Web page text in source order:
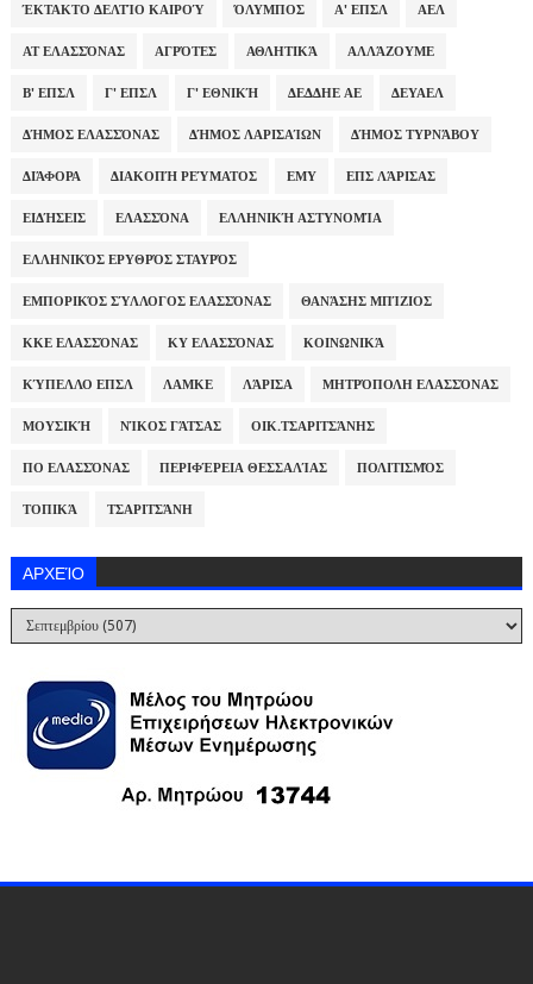
ΈΚΤΑΚΤΟ ΔΕΛΤΊΟ ΚΑΙΡΟΎ ΌΛΥΜΠΟΣ Α' ΕΠΣΛ ΑΕΛ
ΑΤ ΕΛΑΣΣΌΝΑΣ ΑΓΡΌΤΕΣ ΑΘΛΗΤΙΚΆ ΑΛΛΆΖΟΥΜΕ
Β' ΕΠΣΛ Γ' ΕΠΣΛ Γ' ΕΘΝΙΚΉ ΔΕΔΔΗΕ ΑΕ ΔΕΥΑΕΛ
ΔΉΜΟΣ ΕΛΑΣΣΌΝΑΣ ΔΉΜΟΣ ΛΑΡΙΣΑΊΩΝ ΔΉΜΟΣ ΤΥΡΝΆΒΟΥ
ΔΙΆΦΟΡΑ ΔΙΑΚΟΠΉ ΡΕΎΜΑΤΟΣ ΕΜΥ ΕΠΣ ΛΆΡΙΣΑΣ
ΕΙΔΉΣΕΙΣ ΕΛΑΣΣΌΝΑ ΕΛΛΗΝΙΚΉ ΑΣΤΥΝΟΜΊΑ
ΕΛΛΗΝΙΚΌΣ ΕΡΥΘΡΌΣ ΣΤΑΥΡΌΣ
ΕΜΠΟΡΙΚΌΣ ΣΎΛΛΟΓΟΣ ΕΛΑΣΣΌΝΑΣ ΘΑΝΆΣΗΣ ΜΠΊΖΙΟΣ
ΚΚΕ ΕΛΑΣΣΌΝΑΣ ΚΥ ΕΛΑΣΣΌΝΑΣ ΚΟΙΝΩΝΙΚΆ
ΚΎΠΕΛΛΟ ΕΠΣΛ ΛΑΜΚΕ ΛΆΡΙΣΑ ΜΗΤΡΌΠΟΛΗ ΕΛΑΣΣΌΝΑΣ
ΜΟΥΣΙΚΉ ΝΊΚΟΣ ΓΆΤΣΑΣ ΟΙΚ.ΤΣΑΡΙΤΣΆΝΗΣ
ΠΟ ΕΛΑΣΣΌΝΑΣ ΠΕΡΙΦΈΡΕΙΑ ΘΕΣΣΑΛΊΑΣ ΠΟΛΙΤΙΣΜΌΣ
ΤΟΠΙΚΆ ΤΣΑΡΙΤΣΆΝΗ
ΑΡΧΕΊΟ